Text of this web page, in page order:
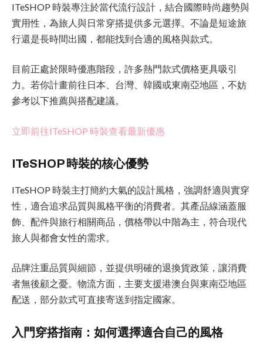
ITeSHOP 時裝專注於當代流行設計，結合國際時尚趨勢與
實用性，為旅人與日常穿搭提供多元選擇。不論是短途旅
行還是長時間出國，都能找到合適的風格與款式。
目前正處於限時優惠階段，許多熱門款式價格更具吸引
力。若你計畫前往日本、台灣、韓國或東南亞地區，不妨
參考以下推薦與搭配建議。
立即前往ITeSHOP 時裝查看最新優惠
ITeSHOP 時裝的核心優勢
ITeSHOP 時裝主打簡約大氣的設計風格，強調舒適與實穿
性，適合追求品質與風格平衡的消費者。其產品線涵蓋服
飾、配件與旅行相關商品，價格帶以中階為主，符合現代
旅人與都會女性的需求。
品牌注重品質與細節，並提供明確的退換貨政策，讓消費
者無後顧之憂。物流方面，主要支援港澳台與東南亞地區
配送，部分款式可直接寄送到指定國家。
入門穿搭指南：如何選擇適合自己的風格